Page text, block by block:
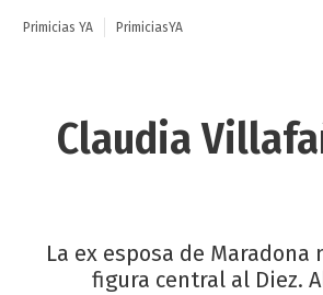
Primicias YA PrimiciasYA
Claudia
La ex esposa de
figura central al Diez.